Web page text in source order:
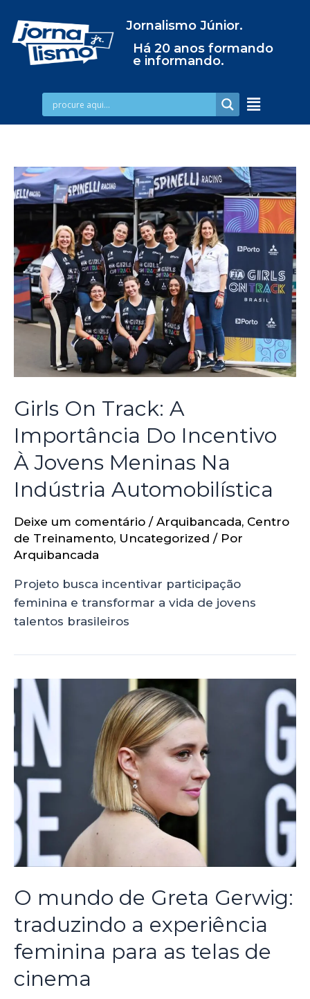
Jornalismo Júnior.
Há 20 anos formando
e informando.
Girls On Track: A
Importância Do Incentivo
À Jovens Meninas Na
Indústria Automobilística
Deixe um comentário / Arquibancada, Centro
de Treinamento, Uncategorized / Por
Arquibancada
Projeto busca incentivar participação
feminina e transformar a vida de jovens
talentos brasileiros
O mundo de Greta Gerwig:
traduzindo a experiência
feminina para as telas de
cinema